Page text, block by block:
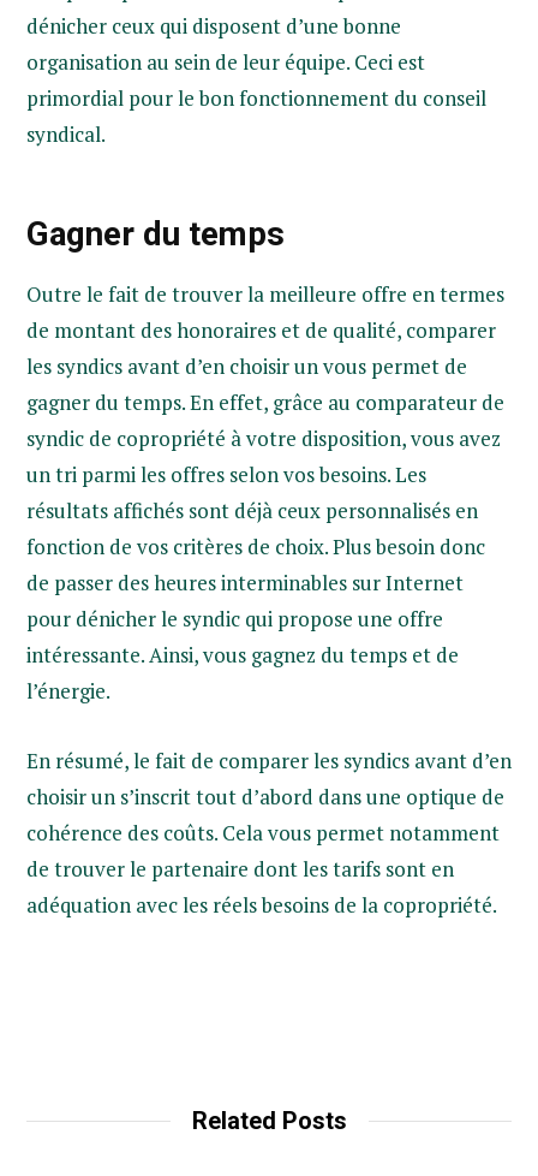
dénicher ceux qui disposent d’une bonne
organisation au sein de leur équipe. Ceci est
primordial pour le bon fonctionnement du conseil
syndical.
Gagner du temps
Outre le fait de trouver la meilleure offre en termes
de montant des honoraires et de qualité, comparer
les syndics avant d’en choisir un vous permet de
gagner du temps. En effet, grâce au comparateur de
syndic de copropriété à votre disposition, vous avez
un tri parmi les offres selon vos besoins. Les
résultats affichés sont déjà ceux personnalisés en
fonction de vos critères de choix. Plus besoin donc
de passer des heures interminables sur Internet
pour dénicher le syndic qui propose une offre
intéressante. Ainsi, vous gagnez du temps et de
l’énergie.
En résumé, le fait de comparer les syndics avant d’en
choisir un s’inscrit tout d’abord dans une optique de
cohérence des coûts. Cela vous permet notamment
de trouver le partenaire dont les tarifs sont en
adéquation avec les réels besoins de la copropriété.
Related Posts